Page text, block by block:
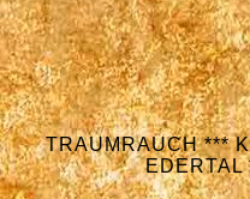
TRAUMRAUCH ***